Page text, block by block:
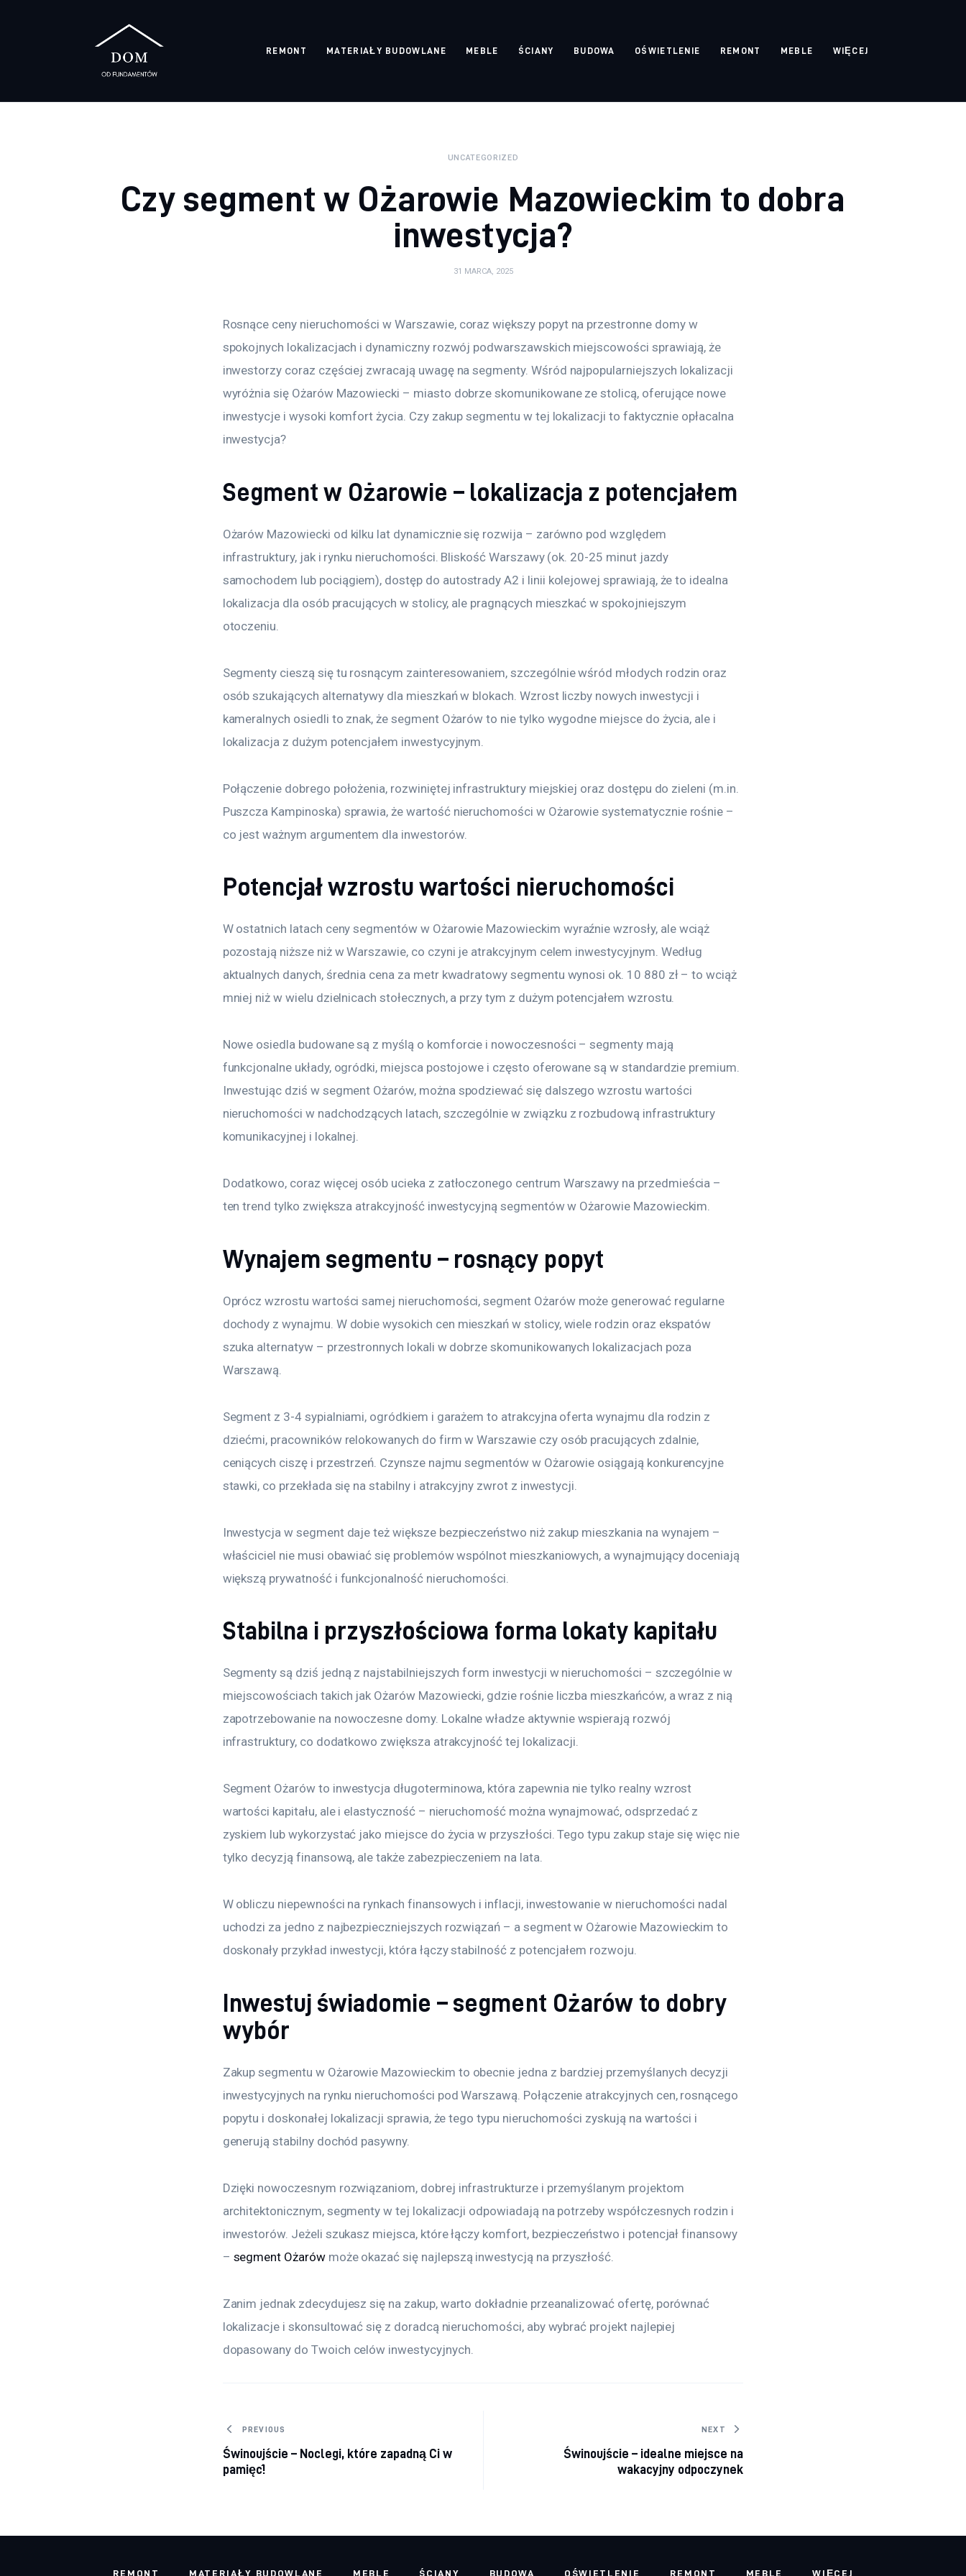
REMONT MATERIAŁY BUDOWLANE MEBLE ŚCIANY BUDOWA OŚWIETLENIE REMONT MEBLE WIĘCEJ
Bloggers Unite
Materiały budowlane
UNCATEGORIZED
Czy segment w Ożarowie Mazowieckim to dobra
inwestycja?
31 MARCA, 2025
Rosnące ceny nieruchomości w Warszawie, coraz większy popyt na przestronne domy w
spokojnych lokalizacjach i dynamiczny rozwój podwarszawskich miejscowości sprawiają, że
inwestorzy coraz częściej zwracają uwagę na segmenty. Wśród najpopularniejszych lokalizacji
wyróżnia się Ożarów Mazowiecki – miasto dobrze skomunikowane ze stolicą, oferujące nowe
inwestycje i wysoki komfort życia. Czy zakup segmentu w tej lokalizacji to faktycznie opłacalna
inwestycja?
Segment w Ożarowie – lokalizacja z potencjałem
Ożarów Mazowiecki od kilku lat dynamicznie się rozwija – zarówno pod względem
infrastruktury, jak i rynku nieruchomości. Bliskość Warszawy (ok. 20-25 minut jazdy
samochodem lub pociągiem), dostęp do autostrady A2 i linii kolejowej sprawiają, że to idealna
lokalizacja dla osób pracujących w stolicy, ale pragnących mieszkać w spokojniejszym
otoczeniu.
Segmenty cieszą się tu rosnącym zainteresowaniem, szczególnie wśród młodych rodzin oraz
osób szukających alternatywy dla mieszkań w blokach. Wzrost liczby nowych inwestycji i
kameralnych osiedli to znak, że segment Ożarów to nie tylko wygodne miejsce do życia, ale i
lokalizacja z dużym potencjałem inwestycyjnym.
Połączenie dobrego położenia, rozwiniętej infrastruktury miejskiej oraz dostępu do zieleni (m.in.
Puszcza Kampinoska) sprawia, że wartość nieruchomości w Ożarowie systematycznie rośnie –
co jest ważnym argumentem dla inwestorów.
Potencjał wzrostu wartości nieruchomości
W ostatnich latach ceny segmentów w Ożarowie Mazowieckim wyraźnie wzrosły, ale wciąż
pozostają niższe niż w Warszawie, co czyni je atrakcyjnym celem inwestycyjnym. Według
aktualnych danych, średnia cena za metr kwadratowy segmentu wynosi ok. 10 880 zł – to wciąż
mniej niż w wielu dzielnicach stołecznych, a przy tym z dużym potencjałem wzrostu.
Nowe osiedla budowane są z myślą o komforcie i nowoczesności – segmenty mają
funkcjonalne układy, ogródki, miejsca postojowe i często oferowane są w standardzie premium.
Inwestując dziś w segment Ożarów, można spodziewać się dalszego wzrostu wartości
nieruchomości w nadchodzących latach, szczególnie w związku z rozbudową infrastruktury
komunikacyjnej i lokalnej.
Dodatkowo, coraz więcej osób ucieka z zatłoczonego centrum Warszawy na przedmieścia –
ten trend tylko zwiększa atrakcyjność inwestycyjną segmentów w Ożarowie Mazowieckim.
Wynajem segmentu – rosnący popyt
Oprócz wzrostu wartości samej nieruchomości, segment Ożarów może generować regularne
dochody z wynajmu. W dobie wysokich cen mieszkań w stolicy, wiele rodzin oraz ekspatów
szuka alternatyw – przestronnych lokali w dobrze skomunikowanych lokalizacjach poza
Warszawą.
Segment z 3-4 sypialniami, ogródkiem i garażem to atrakcyjna oferta wynajmu dla rodzin z
dziećmi, pracowników relokowanych do firm w Warszawie czy osób pracujących zdalnie,
ceniących ciszę i przestrzeń. Czynsze najmu segmentów w Ożarowie osiągają konkurencyjne
stawki, co przekłada się na stabilny i atrakcyjny zwrot z inwestycji.
Inwestycja w segment daje też większe bezpieczeństwo niż zakup mieszkania na wynajem –
właściciel nie musi obawiać się problemów wspólnot mieszkaniowych, a wynajmujący doceniają
większą prywatność i funkcjonalność nieruchomości.
Stabilna i przyszłościowa forma lokaty kapitału
Segmenty są dziś jedną z najstabilniejszych form inwestycji w nieruchomości – szczególnie w
miejscowościach takich jak Ożarów Mazowiecki, gdzie rośnie liczba mieszkańców, a wraz z nią
zapotrzebowanie na nowoczesne domy. Lokalne władze aktywnie wspierają rozwój
infrastruktury, co dodatkowo zwiększa atrakcyjność tej lokalizacji.
Segment Ożarów to inwestycja długoterminowa, która zapewnia nie tylko realny wzrost
wartości kapitału, ale i elastyczność – nieruchomość można wynajmować, odsprzedać z
zyskiem lub wykorzystać jako miejsce do życia w przyszłości. Tego typu zakup staje się więc nie
tylko decyzją finansową, ale także zabezpieczeniem na lata.
W obliczu niepewności na rynkach finansowych i inflacji, inwestowanie w nieruchomości nadal
uchodzi za jedno z najbezpieczniejszych rozwiązań – a segment w Ożarowie Mazowieckim to
doskonały przykład inwestycji, która łączy stabilność z potencjałem rozwoju.
Inwestuj świadomie – segment Ożarów to dobry
wybór
Zakup segmentu w Ożarowie Mazowieckim to obecnie jedna z bardziej przemyślanych decyzji
inwestycyjnych na rynku nieruchomości pod Warszawą. Połączenie atrakcyjnych cen, rosnącego
popytu i doskonałej lokalizacji sprawia, że tego typu nieruchomości zyskują na wartości i
generują stabilny dochód pasywny.
Dzięki nowoczesnym rozwiązaniom, dobrej infrastrukturze i przemyślanym projektom
architektonicznym, segmenty w tej lokalizacji odpowiadają na potrzeby współczesnych rodzin i
inwestorów. Jeżeli szukasz miejsca, które łączy komfort, bezpieczeństwo i potencjał finansowy
– segment Ożarów może okazać się najlepszą inwestycją na przyszłość.
Zanim jednak zdecydujesz się na zakup, warto dokładnie przeanalizować ofertę, porównać
lokalizacje i skonsultować się z doradcą nieruchomości, aby wybrać projekt najlepiej
dopasowany do Twoich celów inwestycyjnych.
Nawigacja
wpisu
PREVIOUS
Świnoujście – Noclegi, które zapadną Ci w
pamięć!
NEXT
Świnoujście – idealne miejsce na
wakacyjny odpoczynek
REMONT MATERIAŁY BUDOWLANE MEBLE ŚCIANY BUDOWA OŚWIETLENIE REMONT MEBLE WIĘCEJ